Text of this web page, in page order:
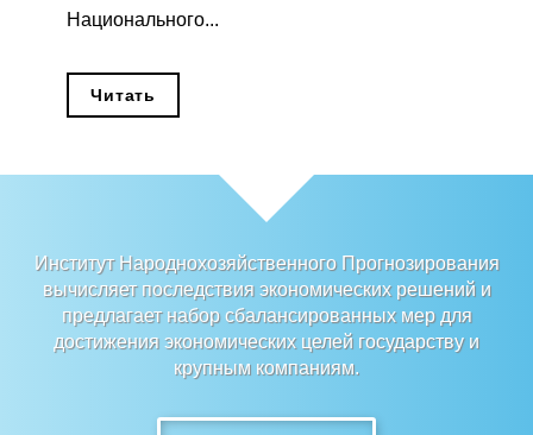
Номера журналов
Общие требования
Стандарты оформления
Научные труды
О журнале
Выпуски
Национального...
Читать
Институт Народнохозяйственного Прогнозирования
вычисляет последствия экономических решений и
предлагает набор сбалансированных мер для
достижения экономических целей государству и
крупным компаниям.